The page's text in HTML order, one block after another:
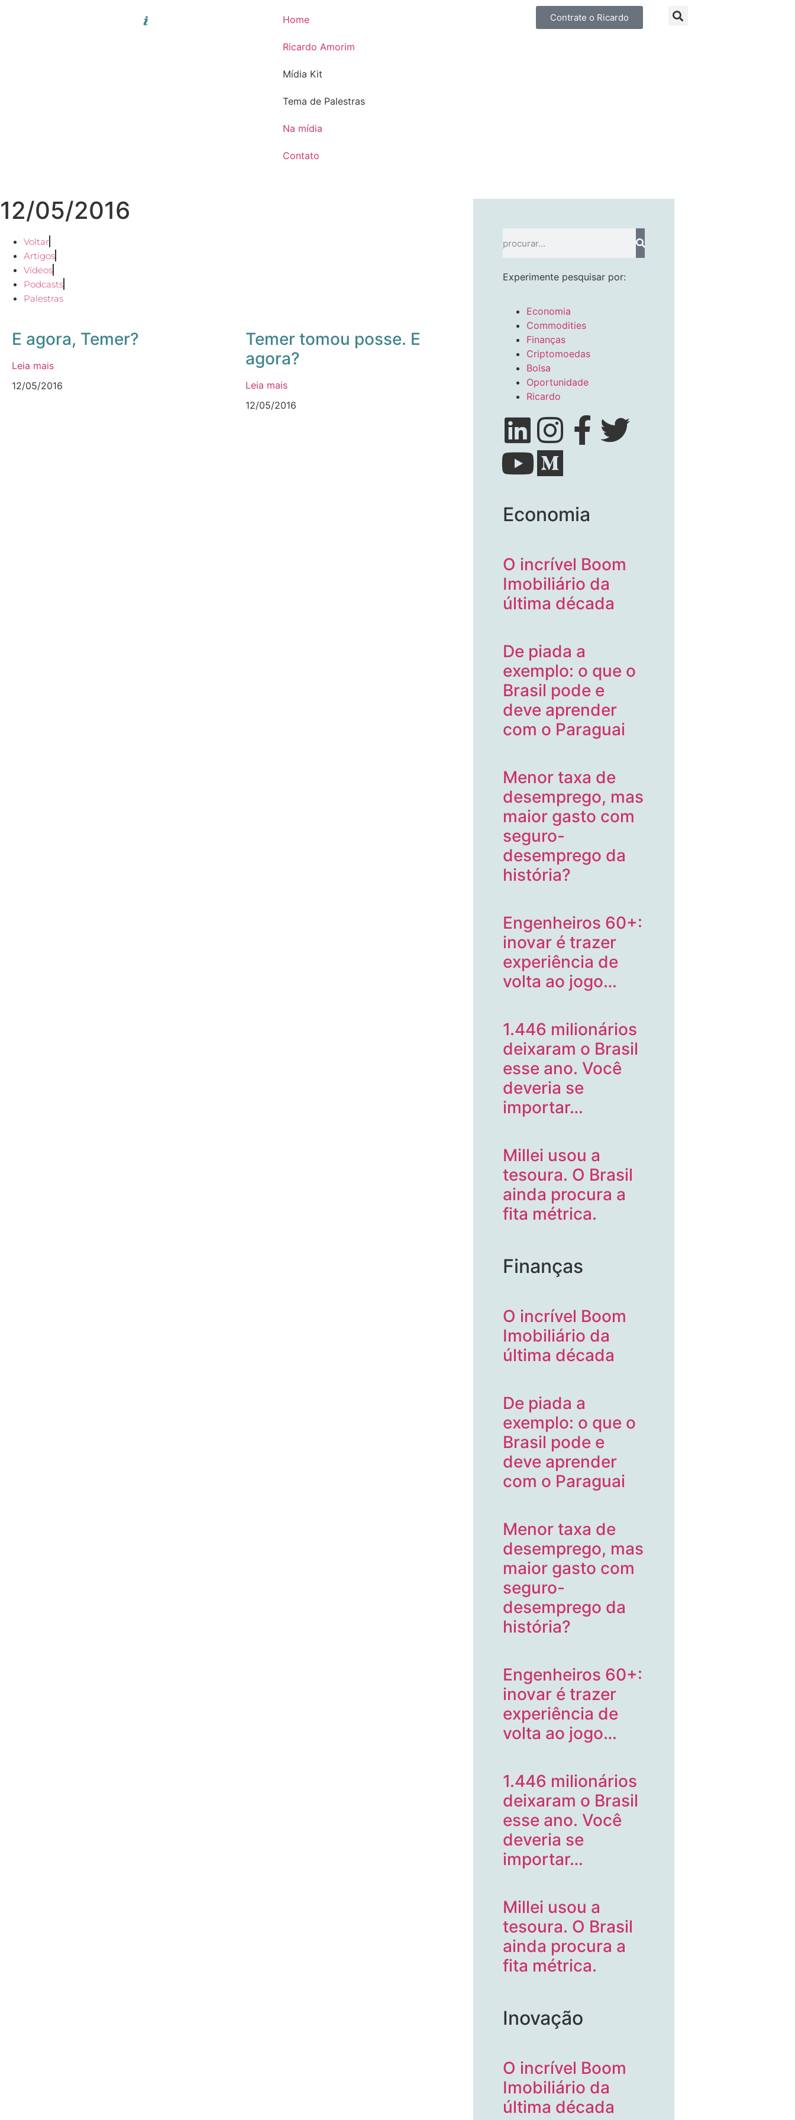
Home
Ricardo Amorim
Mídia Kit
Tema de Palestras
Na mídia
Contato
Contrate o Ricardo
12/05/2016
Voltar
Artigos
Vídeos
Podcasts
Palestras
E agora, Temer?
Leia mais
12/05/2016
Temer tomou posse. E
agora?
Leia mais
12/05/2016
Experimente pesquisar por:
Economia
Commodities
Finanças
Criptomoedas
Bolsa
Oportunidade
Ricardo
Economia
O incrível Boom
Imobiliário da
última década
De piada a
exemplo: o que o
Brasil pode e
deve aprender
com o Paraguai
Menor taxa de
desemprego, mas
maior gasto com
seguro-
desemprego da
história?
Engenheiros 60+:
inovar é trazer
experiência de
volta ao jogo…
1.446 milionários
deixaram o Brasil
esse ano. Você
deveria se
importar…
Millei usou a
tesoura. O Brasil
ainda procura a
fita métrica.
Finanças
O incrível Boom
Imobiliário da
última década
De piada a
exemplo: o que o
Brasil pode e
deve aprender
com o Paraguai
Menor taxa de
desemprego, mas
maior gasto com
seguro-
desemprego da
história?
Engenheiros 60+:
inovar é trazer
experiência de
volta ao jogo…
1.446 milionários
deixaram o Brasil
esse ano. Você
deveria se
importar…
Millei usou a
tesoura. O Brasil
ainda procura a
fita métrica.
Inovação
O incrível Boom
Imobiliário da
última década